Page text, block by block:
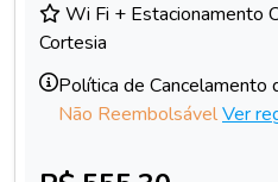
Wi Fi + Estacionamento
Cortesia
Política de Cancelamento
Não ReembolsávelVer